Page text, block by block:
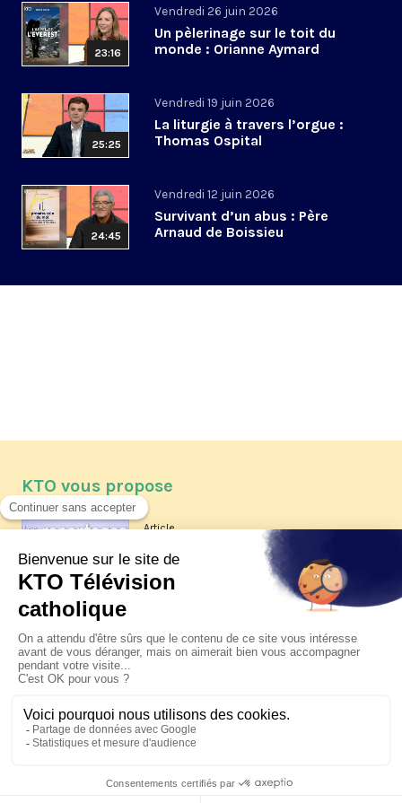
23:16
Vendredi 26 juin 2026
Un pèlerinage sur le toit du
monde : Orianne Aymard
25:25
Vendredi 19 juin 2026
La liturgie à travers l’orgue :
Thomas Ospital
24:45
Vendredi 12 juin 2026
Survivant d’un abus : Père
Arnaud de Boissieu
KTO vous propose
Article
Les reportages d'été 2026 de KTO
La visite pastorale du pape Léon
XIV à Assise à suivre sur KTO le
jeudi 6 août
Le pape en Uruguay, Argentine et
Pérou du 6 au 17 novembre 2026